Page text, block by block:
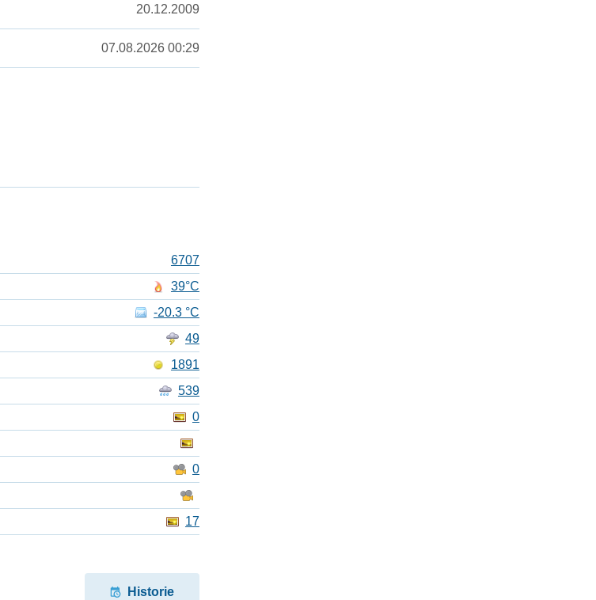
20.12.2009
07.08.2026 00:29
6707
39°C
-20.3 °C
49
1891
539
0
0
17
Historie